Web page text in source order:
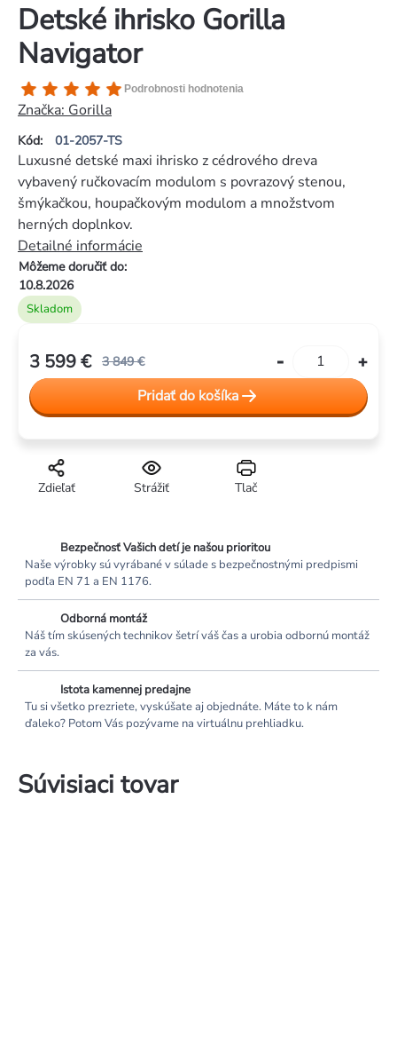
Detské ihrisko Gorilla
Navigator
Kód: 01-2057-TS
Priemerné
hodnotenie
produktu
je
5,0
z
5
hviezdičiek.
Podrobnosti hodnotenia
Značka: Gorilla
Skladom
Môžeme doručiť do:
10.8.2026
Luxusné detské maxi ihrisko z cédrového dreva
vybavený ručkovacím modulom s povrazový stenou,
šmýkačkou, houpačkovým modulom a množstvom
herných doplnkov.
Detailné informácie
Tlač
Strážiť
Zdieľať
3 849 €
3 599 €
Jednotková
cena:
Pridať do košíka
Bezpečnosť Vašich detí je našou prioritou
Naše výrobky sú vyrábané v súlade s bezpečnostnými predpismi
podľa EN 71 a EN 1176.
Odborná montáž
Náš tím skúsených technikov šetrí váš čas a urobia odbornú montáž
za vás.
Istota kamennej predajne
Tu si všetko prezriete, vyskúšate aj objednáte. Máte to k nám
ďaleko? Potom Vás pozývame na virtuálnu prehliadku.
Súvisiaci tovar